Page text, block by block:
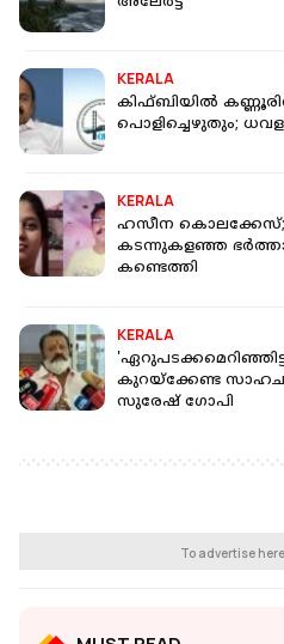
KERALA
കിഫ്ബിയില്‍
പൊളിച്ചെഴുതും;
KERALA
ഹസീന
കടന്നുകളഞ്ഞ
കണ്ടെത്തി
KERALA
കുറയ്‌ക്കേണ്ട
സുരേഷ് ​ഗോപി
To advertise